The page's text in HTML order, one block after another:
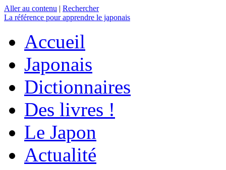
Aller au contenu | Rechercher
La référence pour apprendre le japonais
Accueil
Japonais
Dictionnaires
Des livres !
Le Japon
Actualité